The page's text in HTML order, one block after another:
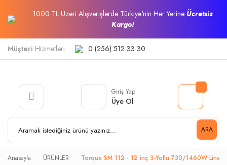
1000 TL Üzeri Alışverişlerde Türkiye'nin Her Yerine Ücretsiz
Kargo!
Müşteri Hizmetleri 0 (256) 512 33 30
ARA
Giriş Yap
Üye Ol
Anasayfa ÜRÜNLER Torque SM 112 - 12 inç 3-Yollu 730/1460W Line